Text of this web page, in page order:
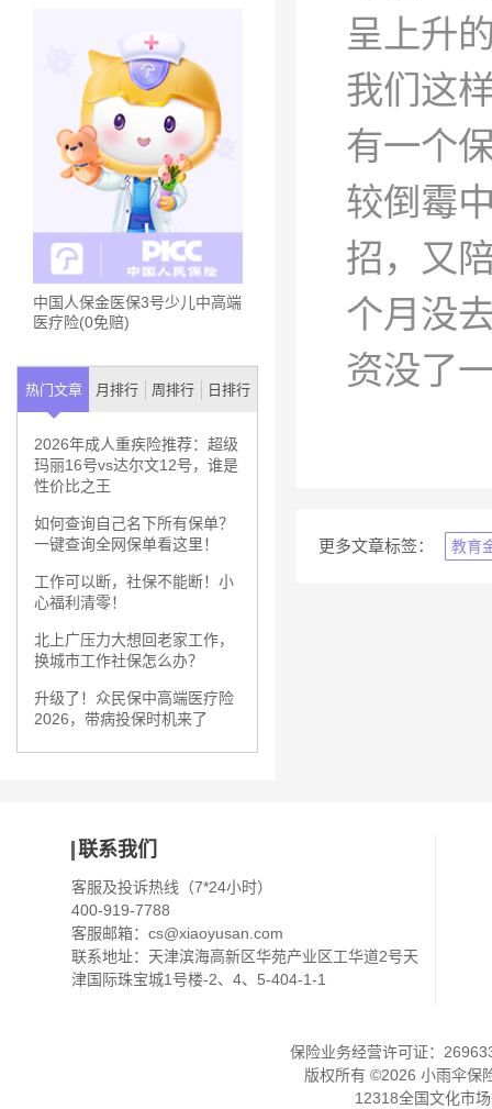
中国人保金医保3号少儿中高端
医疗险(0免赔)
热门文章 月排行 周排行 日排行
2026年成人重疾险推荐：超级
玛丽16号vs达尔文12号，谁是
性价比之王
如何查询自己名下所有保单？
一键查询全网保单看这里！
工作可以断，社保不能断！小
心福利清零！
北上广压力大想回老家工作，
换城市工作社保怎么办？
升级了！众民保中高端医疗险
2026，带病投保时机来了
呈上升
我们这
有一个
较倒霉
招，又
个月没
资没了
更多文章标签： 教育
联系我们
客服及投诉热线（7*24小时）
400-919-7788
客服邮箱： cs@xiaoyusan.com
联系地址：天津滨海高新区华苑产业区工华道2号天
津国际珠宝城1号楼-2、4、5-404-1-1
保险业务经营许可证：
版权所有 ©2026 小雨伞保
12318全国文化市